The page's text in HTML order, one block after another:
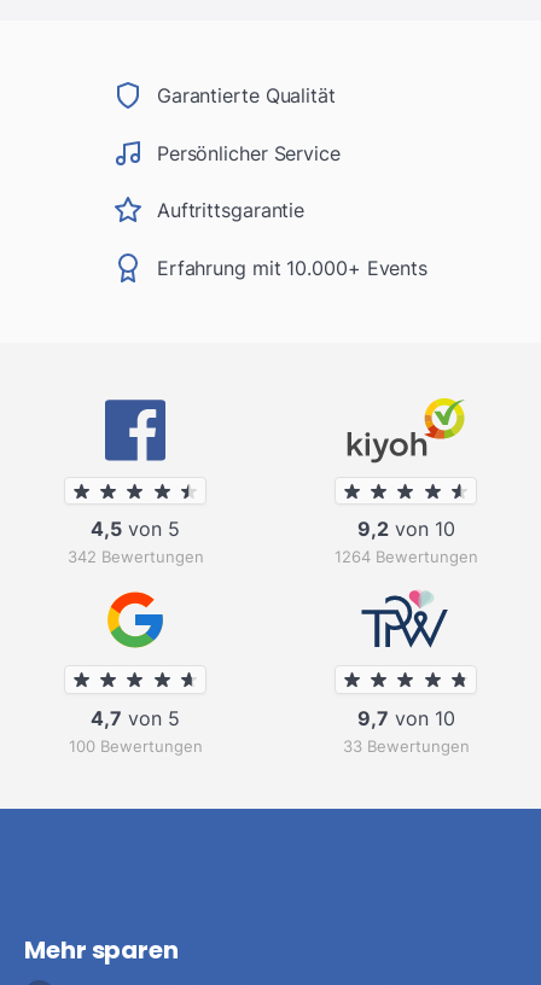
Garantierte Qualität
Persönlicher Service
Auftrittsgarantie
Erfahrung mit 10.000+ Events
4,5 von 5
342 Bewertungen
9,2von 10
1264 Bewertungen
4,7 von 5
100 Bewertungen
9,7 von 10
33 Bewertungen
Mehr sparen